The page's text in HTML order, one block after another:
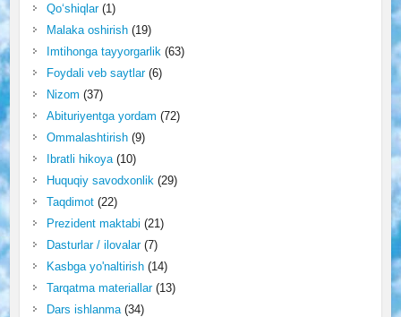
Qo‘shiqlar(1)
Malaka oshirish(19)
Imtihonga tayyorgarlik (63)
Foydali veb saytlar(6)
Nizom (37)
Abituriyentga yordam (72)
Ommalashtirish(9)
Ibratli hikoya(10)
Huquqiy savodxonlik (29)
Taqdimot(22)
Prezident maktabi (21)
Dasturlar / ilovalar(7)
Kasbga yo'naltirish(14)
Tarqatma materiallar(13)
Dars ishlanma(34)